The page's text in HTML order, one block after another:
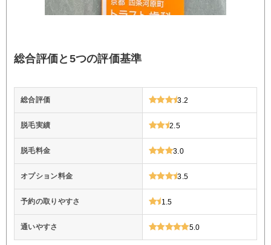
総合評価と5つの評価基準
総合評価 3.2
脱毛実績 2.5
脱毛料金 3.0
オプション料金 3.5
予約の取りやすさ 1.5
通いやすさ 5.0